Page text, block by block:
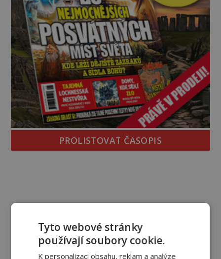
PROLISTOVAT ČASOPIS
Tyto webové stránky
používají soubory cookie.
K personalizaci obsahu, reklam a analýze